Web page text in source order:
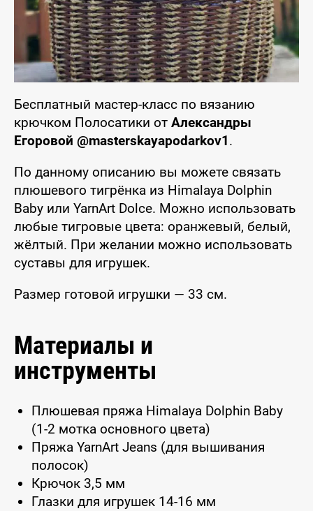
Бесплатный мастер-класс по вязанию
крючком Полосатики от Александры
Егоровой @masterskayapodarkov1.
По данному описанию вы можете связать
плюшевого тигрёнка из Himalaya Dolphin
Baby или YarnArt Dolce. Можно использовать
любые тигровые цвета: оранжевый, белый,
жёлтый. При желании можно использовать
суставы для игрушек.
Размер готовой игрушки — 33 см.
Материалы и
инструменты
Плюшевая пряжа Himalaya Dolphin Baby
(1-2 мотка основного цвета)
Пряжа YarnArt Jeans (для вышивания
полосок)
Крючок 3,5 мм
Глазки для игрушек 14-16 мм